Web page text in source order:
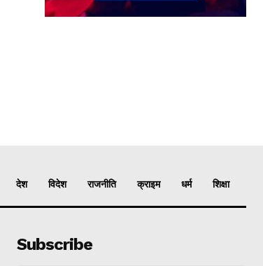
देश विदेश राजनीति क्राइम धर्म शिक्षा
Subscribe